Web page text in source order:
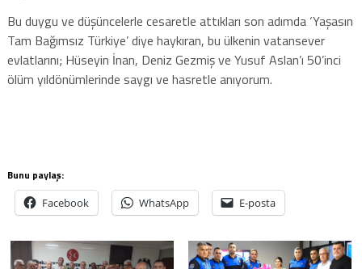
Bu duygu ve düşüncelerle cesaretle attıkları son adımda ‘Yaşasın
Tam Bağımsız Türkiye’ diye haykıran, bu ülkenin vatansever
evlatlarını; Hüseyin İnan, Deniz Gezmiş ve Yusuf Aslan’ı 50’inci
ölüm yıldönümlerinde saygı ve hasretle anıyorum.
Bunu paylaş:
Facebook WhatsApp E-posta